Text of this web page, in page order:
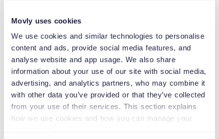
Movly uses cookies
We use cookies and similar technologies to personalise
content and ads, provide social media features, and
analyse website and app usage. We also share
information about your use of our site with social media,
advertising, and analytics partners, who may combine it
with other data you’ve provided or that they’ve collected
from your use of their services. This section explains
how we use cookies and how you can manage your
2,5–13 kg
PEUTER AUTOSTOEL
9–18 kg
VERHOOGD KINDERZITJE